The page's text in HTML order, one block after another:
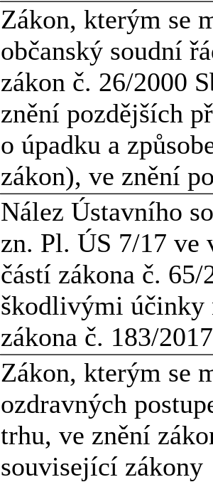
Zákon, kterým se
občanský soudní
zákon č. 26/2000
znění pozdějších
o úpadku a
zákon), ve znění
Nález Ústavního
zn. Pl. ÚS 7/17 ve
částí zákona č.
škodlivými účinky
zákona č. 183/
Zákon, kterým se
ozdravných
trhu, ve znění
související zákony